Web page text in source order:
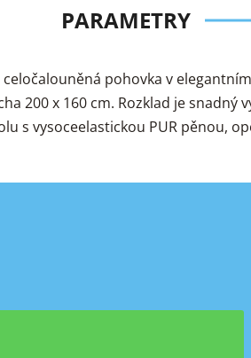
PARAMETRY
celočalouněná pohovka v
200 x 160 cm. Rozklad je
s vysoceelastickou PUR pěnou,